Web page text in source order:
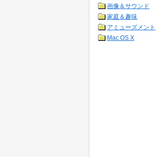
画像＆サウンド
家庭＆趣味
アミューズメント
Mac OS X